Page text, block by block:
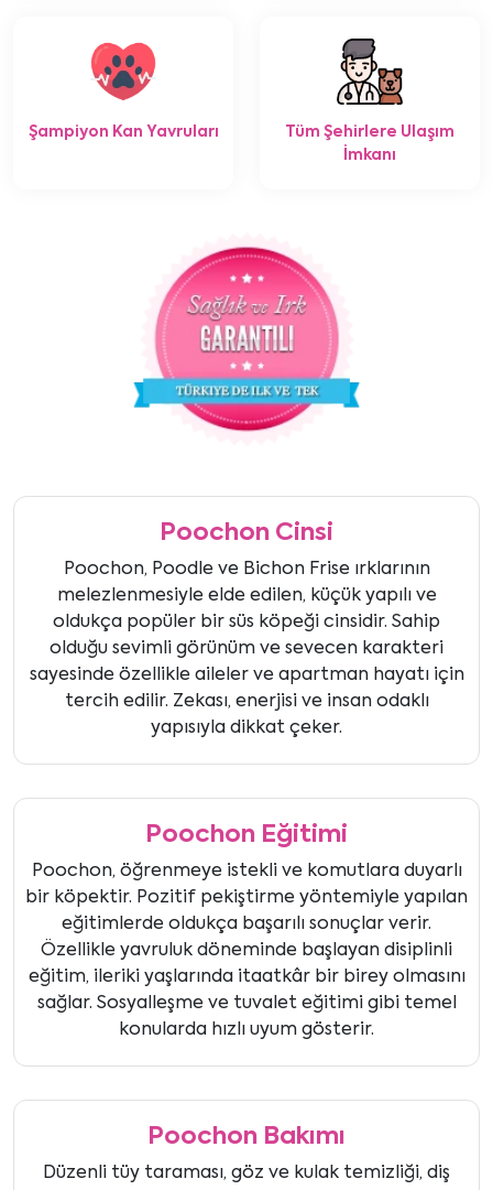
Şampiyon Kan Yavruları
Tüm Şehirlere Ulaşım
İmkanı
Poochon Cinsi
Poochon, Poodle ve Bichon Frise ırklarının
melezlenmesiyle elde edilen, küçük yapılı ve
oldukça popüler bir süs köpeği cinsidir. Sahip
olduğu sevimli görünüm ve sevecen karakteri
sayesinde özellikle aileler ve apartman hayatı için
tercih edilir. Zekası, enerjisi ve insan odaklı
yapısıyla dikkat çeker.
Poochon Eğitimi
Poochon, öğrenmeye istekli ve komutlara duyarlı
bir köpektir. Pozitif pekiştirme yöntemiyle yapılan
eğitimlerde oldukça başarılı sonuçlar verir.
Özellikle yavruluk döneminde başlayan disiplinli
eğitim, ileriki yaşlarında itaatkâr bir birey olmasını
sağlar. Sosyalleşme ve tuvalet eğitimi gibi temel
konularda hızlı uyum gösterir.
Poochon Bakımı
Düzenli tüy taraması, göz ve kulak temizliği, diş